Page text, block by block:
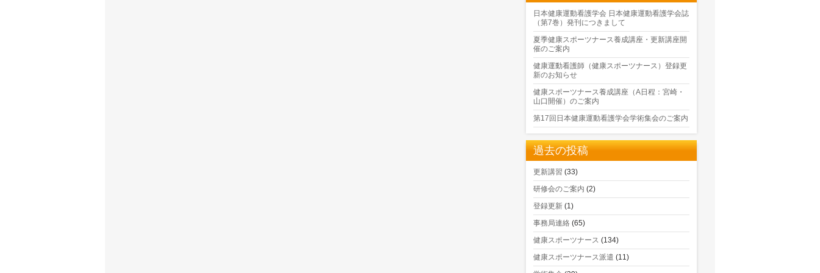
日本健康運動看護学会 日本健康運動看護学会誌
（第7巻）発刊につきまして
夏季健康スポーツナース養成講座・更新講座開
催のご案内
健康運動看護師（健康スポーツナース）登録更
新のお知らせ
健康スポーツナース養成講座（A日程：宮崎・
山口開催）のご案内
第17回日本健康運動看護学会学術集会のご案内
過去の投稿
更新講習 (33)
研修会のご案内 (2)
登録更新 (1)
事務局連絡 (65)
健康スポーツナース (134)
健康スポーツナース派遣 (11)